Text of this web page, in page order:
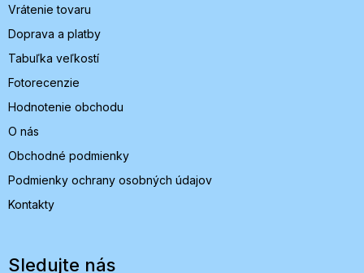
Vrátenie tovaru
Doprava a platby
Tabuľka veľkostí
Fotorecenzie
Hodnotenie obchodu
O nás
Obchodné podmienky
Podmienky ochrany osobných údajov
Kontakty
Sledujte nás